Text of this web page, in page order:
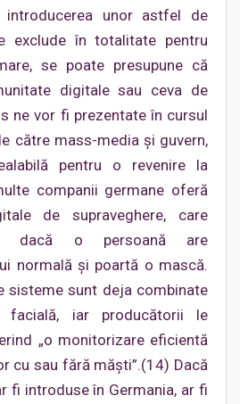
introducerea unor astfel de
exclude în totalitate pentru
se poate presupune că
digitale sau ceva de
ne vor fi prezentate în cursul
către mass-media și guvern,
pentru o revenire la
companii germane oferă
de supraveghere, care
dacă o persoană are
normală și poartă o mască.
sisteme sunt deja combinate
facială, iar producătorii le
„o monitorizare eficientă
cu sau fără măști”.(14) Dacă
fi introduse în Germania, ar fi